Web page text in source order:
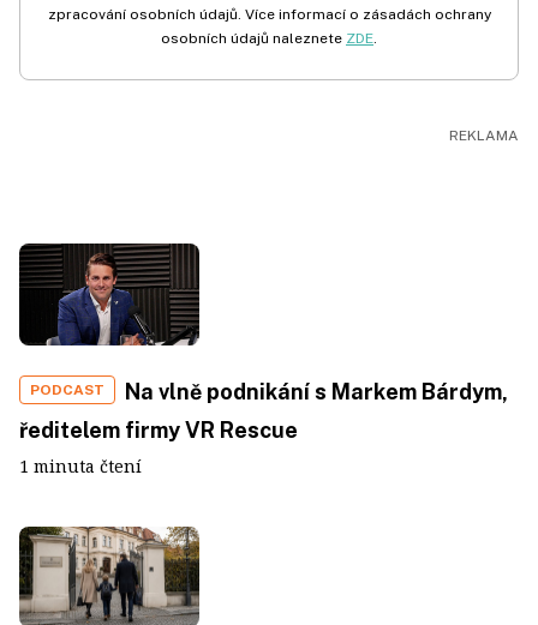
zpracování osobních údajů. Více informací o zásadách ochrany
osobních údajů naleznete ZDE.
PODCAST
Na vlně podnikání s Markem Bárdym,
ředitelem firmy VR Rescue
1 minuta čtení